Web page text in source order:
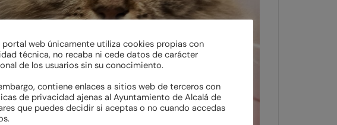
portal web únicamente utiliza cookies propias con
técnica, no recaba ni cede datos de carácter
de los usuarios sin su conocimiento.
contiene enlaces a sitios web de terceros con
de privacidad ajenas al Ayuntamiento de Alcalá de
que puedes decidir si aceptas o no cuando accedas